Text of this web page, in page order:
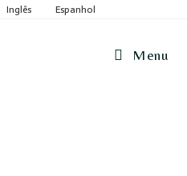
Inglês Espanhol
Menu